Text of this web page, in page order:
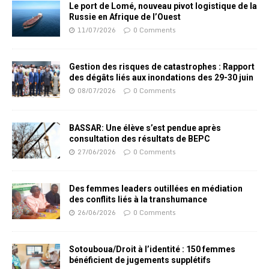
Le port de Lomé, nouveau pivot logistique de la
Russie en Afrique de l’Ouest
11/07/2026 0 Comments
Gestion des risques de catastrophes : Rapport
des dégâts liés aux inondations des 29-30 juin
08/07/2026 0 Comments
BASSAR: Une élève s’est pendue après
consultation des résultats de BEPC
27/06/2026 0 Comments
Des femmes leaders outillées en médiation
des conflits liés à la transhumance
26/06/2026 0 Comments
Sotouboua/Droit à l’identité : 150 femmes
bénéficient de jugements supplétifs